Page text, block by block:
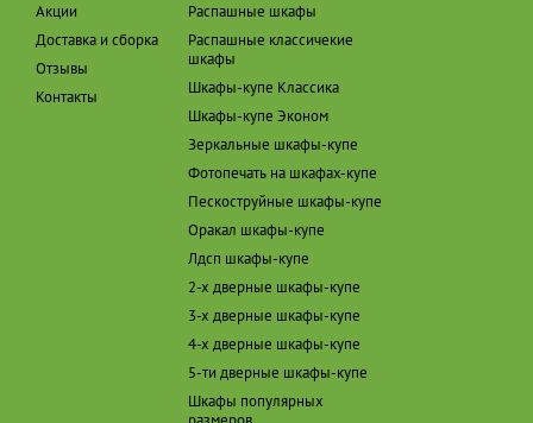
Акции
Доставка и сборка
Отзывы
Контакты
Распашные шкафы
Распашные классичекие
шкафы
Шкафы-купе Классика
Шкафы-купе Эконом
Зеркальные шкафы-купе
Фотопечать на шкафах-купе
Пескоструйные шкафы-купе
Оракал шкафы-купе
Лдсп шкафы-купе
2-х дверные шкафы-купе
3-х дверные шкафы-купе
4-х дверные шкафы-купе
5-ти дверные шкафы-купе
Шкафы популярных